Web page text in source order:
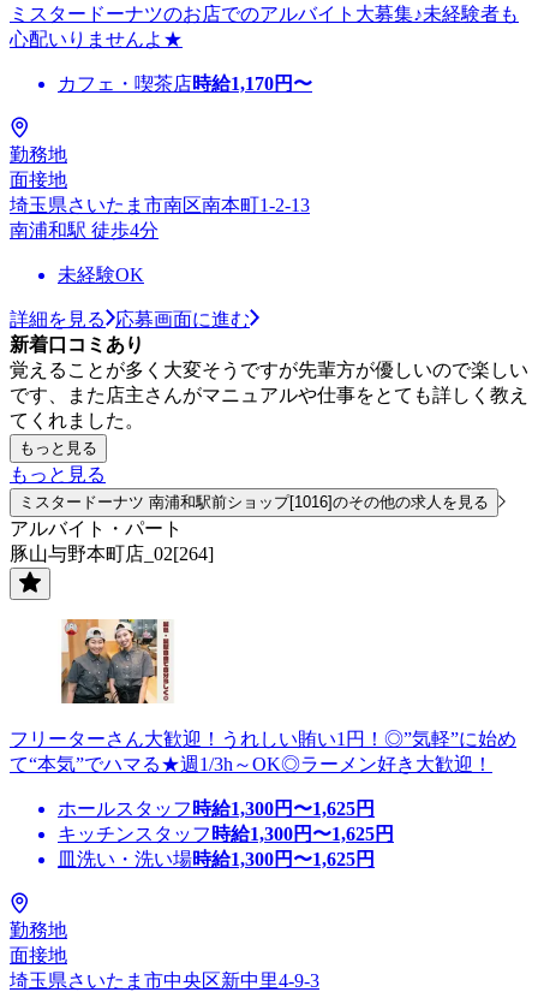
ミスタードーナツのお店でのアルバイト大募集♪未経験者も
心配いりませんよ★
カフェ・喫茶店時給1,170円〜
勤務地
面接地
埼玉県さいたま市南区南本町1-2-13
南浦和駅 徒歩4分
未経験OK
詳細を見る
応募画面に進む
新着口コミあり
覚えることが多く大変そうですが先輩方が優しいので楽しい
です、また店主さんがマニュアルや仕事をとても詳しく教え
てくれました。
もっと見る
もっと見る
ミスタードーナツ 南浦和駅前ショップ[1016]のその他の求人を見る
アルバイト・パート
豚山与野本町店_02[264]
フリーターさん大歓迎！うれしい賄い1円！◎”気軽”に始め
て“本気”でハマる★週1/3h～OK◎ラーメン好き大歓迎！
ホールスタッフ 時給1,300円〜1,625円
キッチンスタッフ 時給1,300円〜1,625円
皿洗い・洗い場時給1,300円〜1,625円
勤務地
面接地
埼玉県さいたま市中央区新中里4-9-3